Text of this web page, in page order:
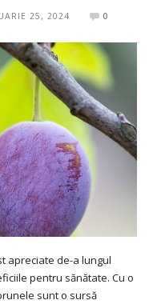
25, 2024 0
apreciate de-a lungul
pentru sănătate. Cu o
sunt o sursă